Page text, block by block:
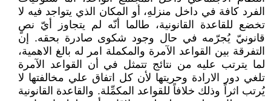
الفرد كافة في داخل منزلهِ، أو المكان الذي يتواجد فيه لا
تخضع للقاعدة القانونية، طالما أنّه لم يتجاوز أيّ نصٍ
قانونيّ يُجرّمه في حال وجود شكوى صادرة بحقه. إن
التفرقة بين القواعد الآمرة والمكملة امر له بالغ الاهمية،
لما يترتب عليه من نتائج تتمثل في أن القواعد الآمرة
تلغي دور الارادة وحريتها لأن كل اتفاق علي مخالفتها لا
يُرتب اثراً وذلك خلافاً للقواعد المكمِّلة. والقاعدة القانونية